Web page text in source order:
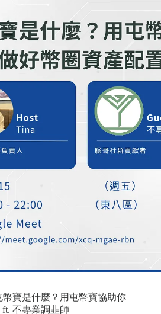
寶是什麼？用屯幣寶協助你
不專業調韭師